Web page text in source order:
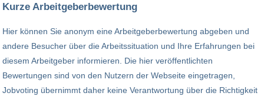
Kurze Arbeitgeberbewertung
Hier können Sie anonym eine Arbeitgeberbewertung abgeben und
andere Besucher über die Arbeitssituation und Ihre Erfahrungen bei
diesem Arbeitgeber informieren. Die hier veröffentlichten
Bewertungen sind von den Nutzern der Webseite eingetragen,
Jobvoting übernimmt daher keine Verantwortung über die Richtigkeit